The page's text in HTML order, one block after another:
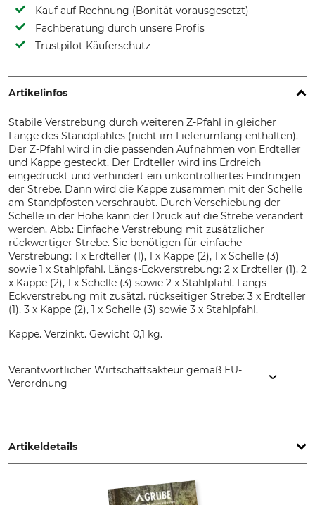
Kauf auf Rechnung (Bonität vorausgesetzt)
Fachberatung durch unsere Profis
Trustpilot Käuferschutz
Artikelinfos
Stabile Verstrebung durch weiteren Z-Pfahl in gleicher
Länge des Standpfahles (nicht im Lieferumfang enthalten).
Der Z-Pfahl wird in die passenden Aufnahmen von Erdteller
und Kappe gesteckt. Der Erdteller wird ins Erdreich
eingedrückt und verhindert ein unkontrolliertes Eindringen
der Strebe. Dann wird die Kappe zusammen mit der Schelle
am Standpfosten verschraubt. Durch Verschiebung der
Schelle in der Höhe kann der Druck auf die Strebe verändert
werden. Abb.: Einfache Verstrebung mit zusätzlicher
rückwertiger Strebe. Sie benötigen für einfache
Verstrebung: 1 x Erdteller (1), 1 x Kappe (2), 1 x Schelle (3)
sowie 1 x Stahlpfahl. Längs-Eckverstrebung: 2 x Erdteller (1), 2
x Kappe (2), 1 x Schelle (3) sowie 2 x Stahlpfahl. Längs-
Eckverstrebung mit zusätzl. rückseitiger Strebe: 3 x Erdteller
(1), 3 x Kappe (2), 1 x Schelle (3) sowie 3 x Stahlpfahl.
Kappe. Verzinkt. Gewicht 0,1 kg.
Verantwortlicher Wirtschaftsakteur gemäß EU-
Verordnung
Winsen, Germany, www.hadra-zaun.de
Artikeldetails
Modellbezeichnung
für Z-Pfahl – Kappe